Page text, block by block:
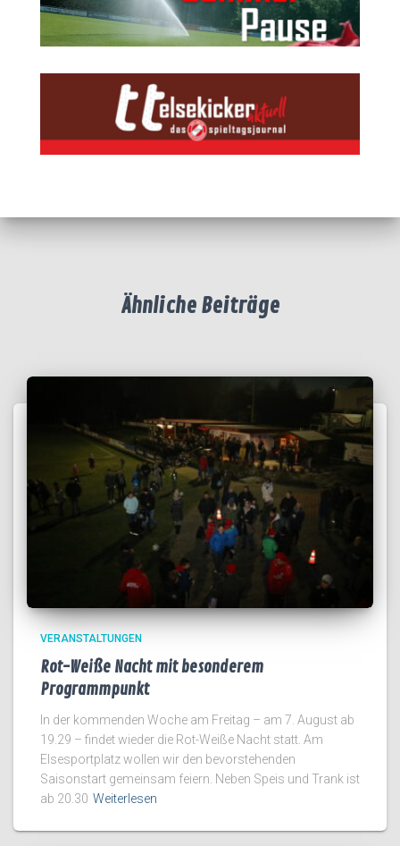
Ähnliche Beiträge
VERANSTALTUNGEN
Rot-Weiße Nacht mit besonderem
Programmpunkt
In der kommenden Woche am Freitag – am 7. August ab
19.29 – findet wieder die Rot-Weiße Nacht statt. Am
Elsesportplatz wollen wir den bevorstehenden
Saisonstart gemeinsam feiern. Neben Speis und Trank ist
ab 20.30 Weiterlesen